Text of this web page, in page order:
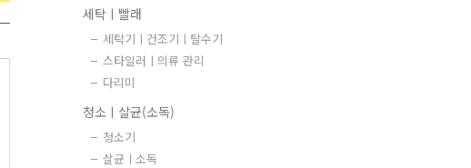
세탁ㅣ빨래
세탁기ㅣ건조기ㅣ탈수기
스타일러ㅣ의류 관리
다리미
청소ㅣ살균(소독)
청소기
살균ㅣ소독